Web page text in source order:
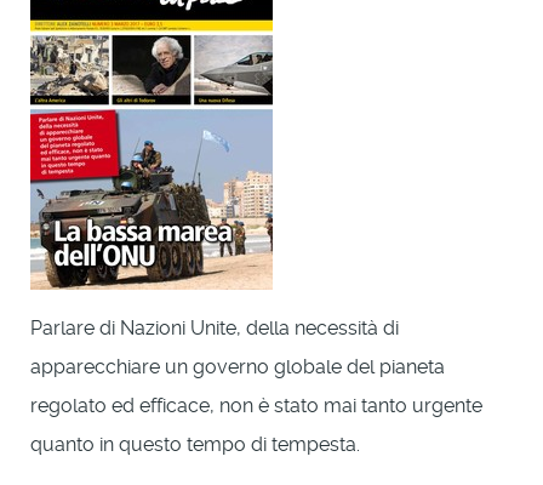
Parlare di Nazioni Unite, della necessità di
apparecchiare un governo globale del pianeta
regolato ed efficace, non è stato mai tanto urgente
quanto in questo tempo di tempesta.